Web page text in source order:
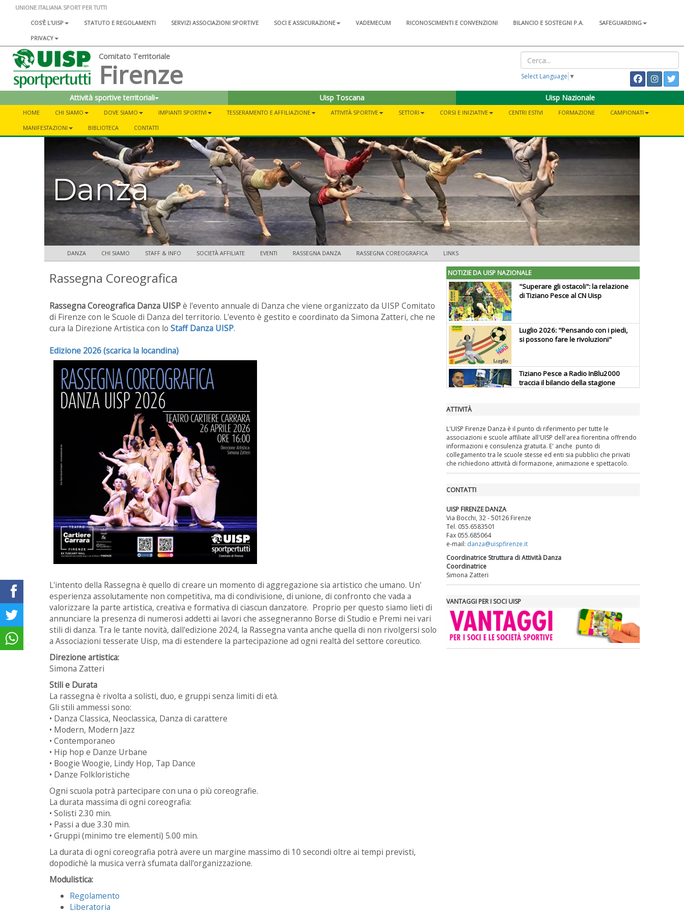
UNIONE ITALIANA SPORT PER TUTTI
COS'È L'UISP
STATUTO E REGOLAMENTI SERVIZI ASSOCIAZIONI SPORTIVE SOCI E ASSICURAZIONE VADEMECUM RICONOSCIMENTI E CONVENZIONI BILANCIO E SOSTEGNI P.A.
SAFEGUARDING
PRIVACY
Comitato Territoriale
Firenze Select Language ▼
Attività sportive territoriali Uisp Toscana Uisp Nazionale
HOME CHI SIAMO DOVE SIAMO IMPIANTI SPORTIVI TESSERAMENTO E AFFILIAZIONE ATTIVITÀ SPORTIVE SETTORI CORSI E INIZIATIVE CENTRI ESTIVI FORMAZIONE
CAMPIONATI
MANIFESTAZIONI
BIBLIOTECA CONTATTI
Danza
DANZA CHI SIAMO STAFF & INFO SOCIETÀ AFFILIATE EVENTI RASSEGNA DANZA RASSEGNA COREOGRAFICA LINKS
Rassegna Coreografica
Rassegna Coreografica Danza UISPè l'evento annuale di Danza che viene organizzato da UISP Comitato
di Firenze con le Scuole di Danza del territorio. L'evento è gestito e coordinato da Simona Zatteri, che ne
cura la Direzione Artistica con lo Staff Danza UISP.
Edizione 2026 (scarica la locandina)
L'intento della Rassegna è quello di creare un momento di aggregazione sia artistico che umano. Un'
esperienza assolutamente non competitiva, ma di condivisione, di unione, di confronto che vada a
valorizzare la parte artistica, creativa e formativa di ciascun danzatore. Proprio per questo siamo lieti di
annunciare la presenza di numerosi addetti ai lavori che assegneranno Borse di Studio e Premi nei vari
stili di danza. Tra le tante novità, dall'edizione 2024, la Rassegna vanta anche quella di non rivolgersi solo
a Associazioni tesserate Uisp, ma di estendere la partecipazione ad ogni realtà del settore coreutico.
Direzione artistica:
Simona Zatteri
Stili e Durata
La rassegna è rivolta a solisti, duo, e gruppi senza limiti di età.
Gli stili ammessi sono:
• Danza Classica, Neoclassica, Danza di carattere
• Modern, Modern Jazz
• Contemporaneo
• Hip hop e Danze Urbane
• Boogie Woogie, Lindy Hop, Tap Dance
• Danze Folkloristiche
Ogni scuola potrà partecipare con una o più coreografie.
La durata massima di ogni coreografia:
• Solisti 2.30 min.
• Passi a due 3.30 min.
• Gruppi (minimo tre elementi) 5.00 min.
La durata di ogni coreografia potrà avere un margine massimo di 10 secondi oltre ai tempi previsti,
dopodichè la musica verrà sfumata dall'organizzazione.
Modulistica:
Regolamento
Liberatoria
NOTIZIE DA UISP NAZIONALE
"Superare gli ostacoli": la relazione
di Tiziano Pesce al CN Uisp
Luglio 2026: "Pensando con i piedi,
si possono fare le rivoluzioni"
Tiziano Pesce a Radio InBlu2000
traccia il bilancio della stagione
valorizzi le nostre specificità"
La formazione Uisp rallenta ma
a Roma
ATTIVITÀ
L'UISP Firenze Danza è il punto di riferimento per tutte le
associazioni e scuole affiliate all'UISP dell'area fiorentina offrendo
informazioni e consulenza gratuita. E' anche punto di
collegamento tra le scuole stesse ed enti sia pubblici che privati
che richiedono attività di formazione, animazione e spettacolo.
CONTATTI
UISP FIRENZE DANZA
Via Bocchi, 32 - 50126 Firenze
Tel. 055.6583501
Fax 055.685064
e-mail: danza@uispfirenze.it
Coordinatrice Struttura di Attività Danza
Coordinatrice
Simona Zatteri
VANTAGGI PER I SOCI UISP